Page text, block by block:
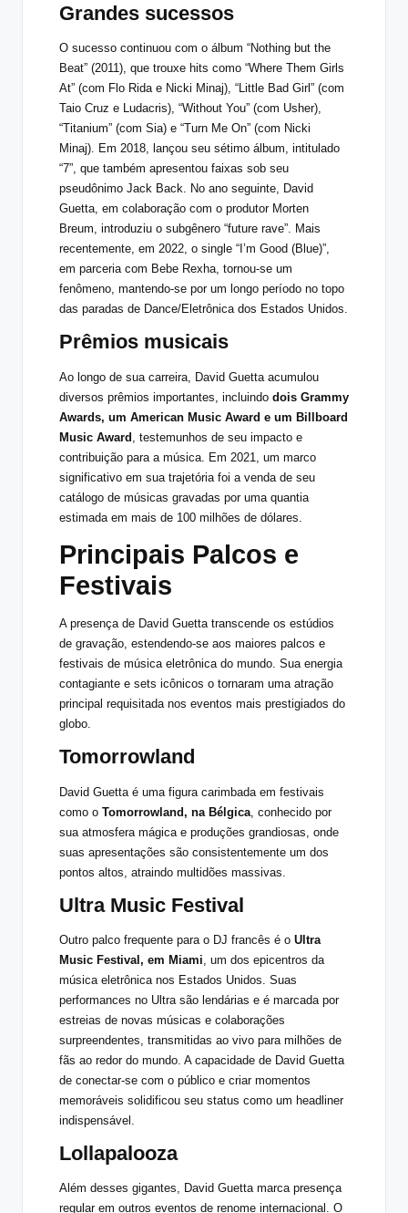
Grandes sucessos
O sucesso continuou com o álbum “Nothing but the
Beat” (2011), que trouxe hits como “Where Them Girls
At” (com Flo Rida e Nicki Minaj), “Little Bad Girl” (com
Taio Cruz e Ludacris), “Without You” (com Usher),
“Titanium” (com Sia) e “Turn Me On” (com Nicki
Minaj). Em 2018, lançou seu sétimo álbum, intitulado
“7”, que também apresentou faixas sob seu
pseudônimo Jack Back. No ano seguinte, David
Guetta, em colaboração com o produtor Morten
Breum, introduziu o subgênero “future rave”. Mais
recentemente, em 2022, o single “I’m Good (Blue)”,
em parceria com Bebe Rexha, tornou-se um
fenômeno, mantendo-se por um longo período no topo
das paradas de Dance/Eletrônica dos Estados Unidos.
Prêmios musicais
Ao longo de sua carreira, David Guetta acumulou
diversos prêmios importantes, incluindo dois Grammy
Awards, um American Music Award e um Billboard
Music Award , testemunhos de seu impacto e
contribuição para a música. Em 2021, um marco
significativo em sua trajetória foi a venda de seu
catálogo de músicas gravadas por uma quantia
estimada em mais de 100 milhões de dólares.
Principais Palcos e
Festivais
A presença de David Guetta transcende os estúdios
de gravação, estendendo-se aos maiores palcos e
festivais de música eletrônica do mundo. Sua energia
contagiante e sets icônicos o tornaram uma atração
principal requisitada nos eventos mais prestigiados do
globo.
Tomorrowland
David Guetta é uma figura carimbada em festivais
como o Tomorrowland, na Bélgica , conhecido por
sua atmosfera mágica e produções grandiosas, onde
suas apresentações são consistentemente um dos
pontos altos, atraindo multidões massivas.
Ultra Music Festival
Outro palco frequente para o DJ francês é o Ultra
Music Festival, em Miami , um dos epicentros da
música eletrônica nos Estados Unidos. Suas
performances no Ultra são lendárias e é marcada por
estreias de novas músicas e colaborações
surpreendentes, transmitidas ao vivo para milhões de
fãs ao redor do mundo. A capacidade de David Guetta
de conectar-se com o público e criar momentos
memoráveis solidificou seu status como um headliner
indispensável.
Lollapalooza
Além desses gigantes, David Guetta marca presença
regular em outros eventos de renome internacional. O